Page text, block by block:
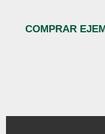
COMPRAR